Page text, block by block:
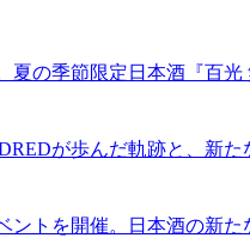
の季節限定日本酒『百光
が歩んだ軌跡と、新た
ントを開催。日本酒の新